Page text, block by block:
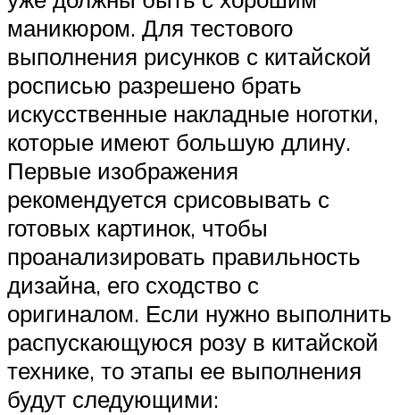
маникюром. Для тестового
выполнения рисунков с китайской
росписью разрешено брать
искусственные накладные ноготки,
которые имеют большую длину.
Первые изображения
рекомендуется срисовывать с
готовых картинок, чтобы
проанализировать правильность
дизайна, его сходство с
оригиналом. Если нужно выполнить
распускающуюся розу в китайской
технике, то этапы ее выполнения
будут следующими: